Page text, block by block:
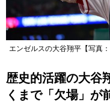
エンゼルスの大谷翔平【写真：
歴史的活躍の大
くまで「欠場」